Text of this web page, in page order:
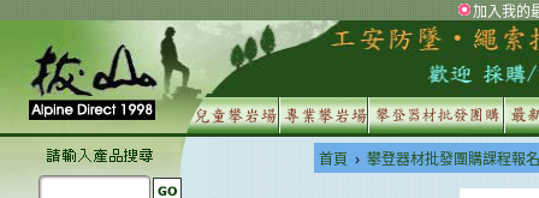
加入我的
首頁 › 攀登器材批發團購課程報